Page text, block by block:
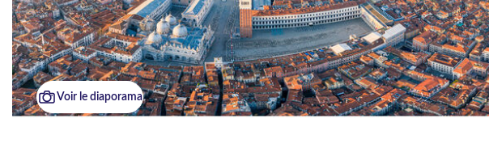
Voir le diaporama